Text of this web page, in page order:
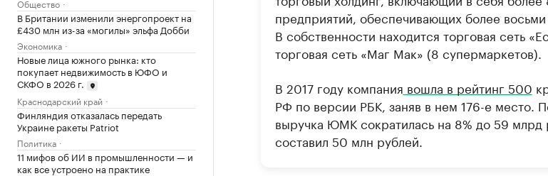
Общество
В Британии изменили энергопроект на
£430 млн из-за «могилы» эльфа Добби
Экономика
Новые лица южного рынка: кто
покупает недвижимость в ЮФО и
СКФО в 2026 г.
Краснодарский край
Финляндия отказалась передать
Украине ракеты Patriot
Политика
11 мифов об ИИ в промышленности — и
как все устроено на практике
предприятий, обеспечивающих более
В собственности находится торговая сеть
торговая сеть «Маг Мак» (8 супермаркетов).
В 2017 году компания вошла в рейтинг 500
РФ по версии РБК, заняв в нем 176-е место.
выручка ЮМК сократилась на 8% до 59 млрд
составил 50 млн рублей.